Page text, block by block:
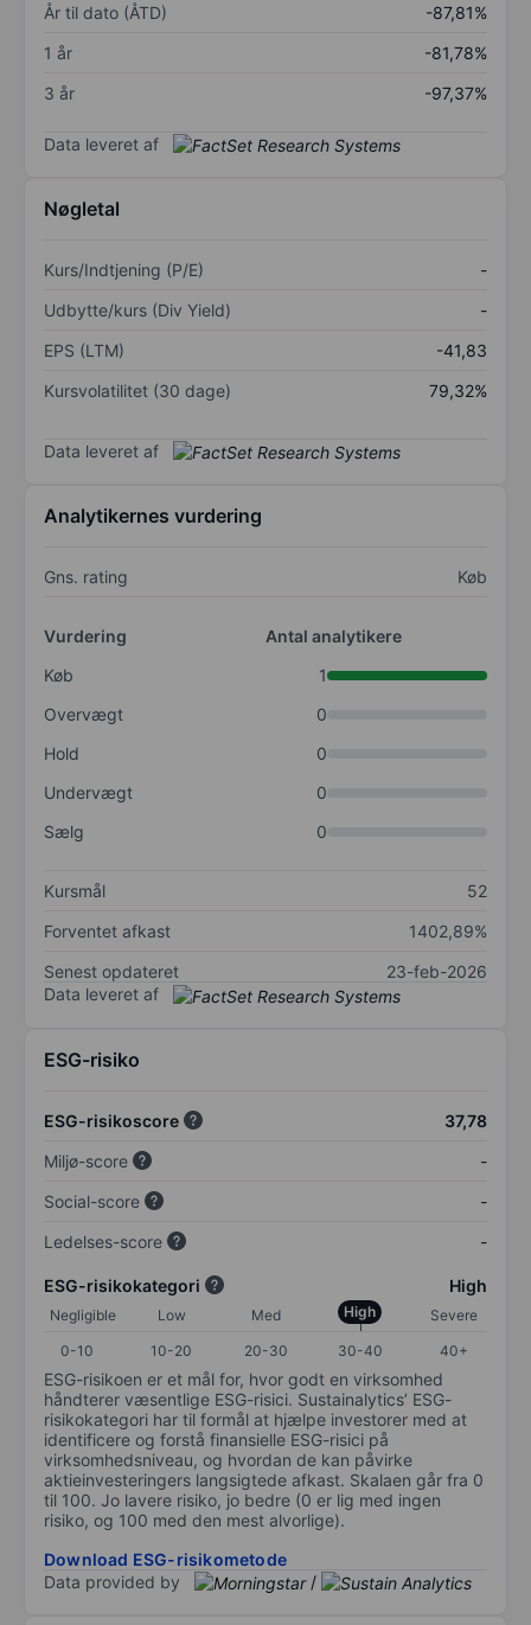
År til dato (ÅTD)
-87,81%
1 år
-81,78%
3 år
-97,37%
Data leveret af
Nøgletal
Kurs/Indtjening (P/E)
-
Udbytte/kurs (Div Yield)
-
EPS (LTM)
-41,83
Kursvolatilitet (30 dage)
79,32%
Data leveret af
Analytikernes vurdering
Gns. rating Køb
Vurdering
Antal analytikere
Køb
1
Overvægt
0
Hold
0
Undervægt
0
Sælg
0
Kursmål
52
Forventet afkast
1402,89%
Senest opdateret
23-feb-2026
Data leveret af
ESG-risiko
ESG-risikoscore
37,78
Miljø-score
-
Social-score
-
Ledelses-score
-
ESG-risikokategori High
Negligible Low Med High
Severe
0-10
10-20 20-30 30-40 40+
ESG-risikoen er et mål for, hvor godt en virksomhed
håndterer væsentlige ESG-risici. Sustainalytics’ ESG-
risikokategori har til formål at hjælpe investorer med at
identificere og forstå finansielle ESG-risici på
virksomhedsniveau, og hvordan de kan påvirke
aktieinvesteringers langsigtede afkast. Skalaen går fra 0
til 100. Jo lavere risiko, jo bedre (0 er lig med ingen
risiko, og 100 med den mest alvorlige).
Download ESG-risikometode
Data provided by
/